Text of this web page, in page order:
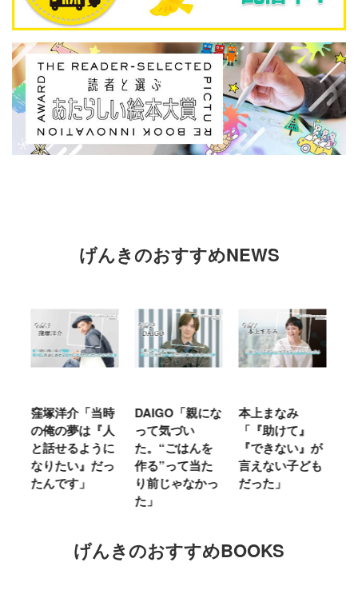
げんきのおすすめNEWS
窪塚洋介「当時
の俺の夢は『人
と話せるように
なりたい』だっ
たんです」
DAIGO「親にな
って気づい
た。“ごはんを
作る”って当た
り前じゃなかっ
た」
本上まなみ
「『助けて』
『できない』が
言えない子ども
だった」
げんきのおすすめBOOKS